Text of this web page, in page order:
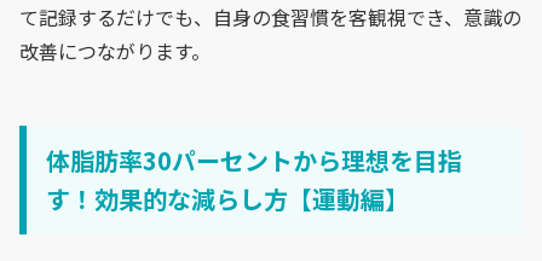
て記録するだけでも、自身の食習慣を客観視でき、意識の
改善につながります。
体脂肪率30パーセントから理想を目指
す！効果的な減らし方【運動編】